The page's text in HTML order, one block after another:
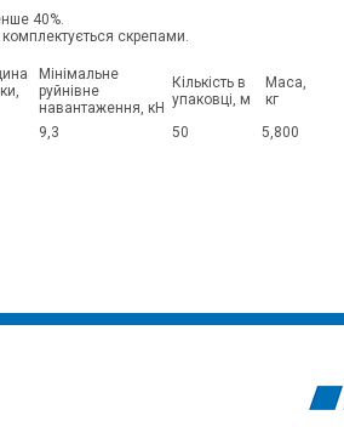
40%.
скрепами.
Мінімальне
руйнівне
навантаження, кН
Кількість в
упаковці, м
Маса,
кг
9,3 50 5,800